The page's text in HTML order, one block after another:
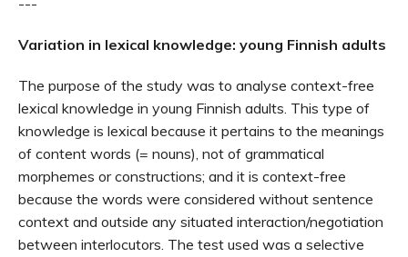
---
Variation in lexical knowledge: young Finnish adults
The purpose of the study was to analyse context-free
lexical knowledge in young Finnish adults. This type of
knowledge is lexical because it pertains to the meanings
of content words (= nouns), not of grammatical
morphemes or constructions; and it is context-free
because the words were considered without sentence
context and outside any situated interaction/negotiation
between interlocutors. The test used was a selective